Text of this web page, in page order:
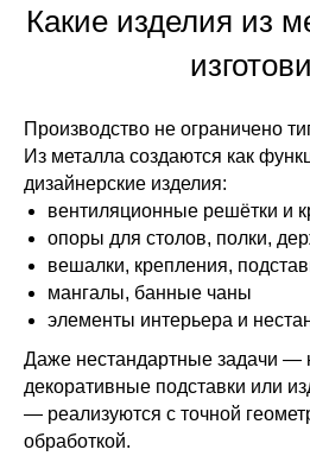
Какие изделия из
Производство не ограничено
Из металла создаются как
дизайнерские изделия:
вентиляционные решётки и
опоры для столов, полки,
вешалки, крепления,
мангалы, банные чаны
элементы интерьера и
Даже нестандартные задачи —
декоративные подставки или
— реализуются с точной
обработкой.